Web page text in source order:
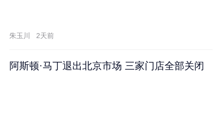
朱玉川 2天前
阿斯顿·马丁退出北京市场 三家门店全部关闭